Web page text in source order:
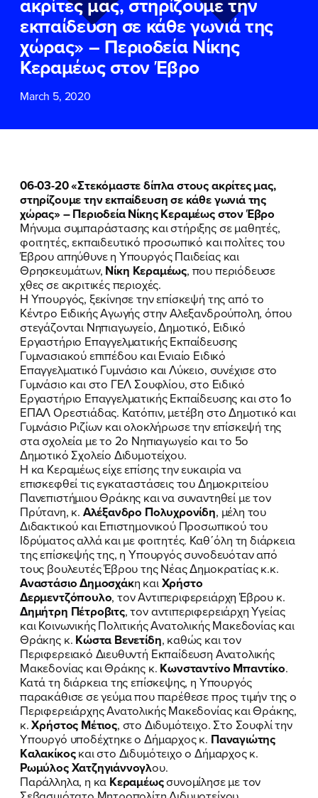
ΠΟΙΑ ΕΙΜΑΙ
ΕΡΓΟ
ΕΚΔΗΛΩΣΕΙΣ
εκπαίδευση σε κάθε γωνιά της
χώρας» – Περιοδεία Νίκης
Κεραμέως στον Έβρο
March 5, 2020
06-03-20 «Στεκόμαστε δίπλα στους ακρίτες μας,
στηρίζουμε την εκπαίδευση σε κάθε γωνιά της
χώρας» – Περιοδεία Νίκης Κεραμέως στον Έβρο
Μήνυμα συμπαράστασης και στήριξης σε μαθητές,
φοιτητές, εκπαιδευτικό προσωπικό και πολίτες του
Έβρου απηύθυνε η Υπουργός Παιδείας και
Θρησκευμάτων, Νίκη Κεραμέως, που περιόδευσε
χθες σε ακριτικές περιοχές.
Η Υπουργός, ξεκίνησε την επίσκεψή της από το
Κέντρο Ειδικής Αγωγής στην Αλεξανδρούπολη, όπου
στεγάζονται Νηπιαγωγείο, Δημοτικό, Ειδικό
Εργαστήριο Επαγγελματικής Εκπαίδευσης
Γυμνασιακού επιπέδου και Ενιαίο Ειδικό
Επαγγελματικό Γυμνάσιο και Λύκειο, συνέχισε στο
Γυμνάσιο και στο ΓΕΛ Σουφλίου, στο Ειδικό
Εργαστήριο Επαγγελματικής Εκπαίδευσης και στο 1ο
ΕΠΑΛ Ορεστιάδας. Κατόπιν, μετέβη στο Δημοτικό και
Γυμνάσιο Ριζίων και ολοκλήρωσε την επίσκεψή της
στα σχολεία με το 2ο Νηπιαγωγείο και το 5ο
Δημοτικό Σχολείο Διδυμοτείχου.
Η κα Κεραμέως είχε επίσης την ευκαιρία να
επισκεφθεί τις εγκαταστάσεις του Δημοκριτείου
Πανεπιστήμιου Θράκης και να συναντηθεί με τον
Πρύτανη, κ. Αλέξανδρο Πολυχρονίδη, μέλη του
Διδακτικού και Επιστημονικού Προσωπικού του
Ιδρύματος αλλά και με φοιτητές. Καθ΄όλη τη διάρκεια
της επίσκεψής της, η Υπουργός συνοδευόταν από
τους βουλευτές Έβρου της Νέας Δημοκρατίας κ.κ.
Αναστάσιο Δημοσχάκη καιΧρήστο
Δερμεντζόπουλο, τον Αντιπεριφερειάρχη Έβρου κ.
Δημήτρη Πέτροβιτς, τον αντιπεριφερειάρχη Υγείας
και Κοινωνικής Πολιτικής Ανατολικής Μακεδονίας και
Θράκης κ. Κώστα Βενετίδη, καθώς και τον
Περιφερειακό Διευθυντή Εκπαίδευση Ανατολικής
Μακεδονίας και Θράκης κ. Κωνσταντίνο Μπαντίκο.
Κατά τη διάρκεια της επίσκεψης, η Υπουργός
παρακάθισε σε γεύμα που παρέθεσε προς τιμήν της ο
Περιφερειάρχης Ανατολικής Μακεδονίας και Θράκης,
κ.Χρήστος Μέτιος, στο Διδυμότειχο. Στο Σουφλί την
Υπουργό υποδέχτηκε ο Δήμαρχος κ. Παναγιώτης
Καλακίκοςκαι στο Διδυμότειχο ο Δήμαρχος κ.
Ρωμύλος Χατζηγιάννογλου.
Παράλληλα, η κα Κεραμέωςσυνομίλησε με τον
ΕΠΙΘΕΤΟ*
ΤΗΛΕΦΩΝΟ*
EMAIL
Δεδομένων
και τους τους
Όρους
Χρήσηςτου δικτυακού τόπου του
Πολιτικού Γραφείου της Βουλευτού
Νίκης Κεραμέως
ΥΠΟΒΟΛΗ
ΕΠΙΘΕΤΟ*
ΤΗΛΕΦΩΝΟ
EMAIL
Δεδομένων
και τους τους
Όρους
Χρήσηςτου δικτυακού τόπου του
Πολιτικού Γραφείου της Βουλευτού
Νίκης Κεραμέως
ΥΠΟΒΟΛΗ